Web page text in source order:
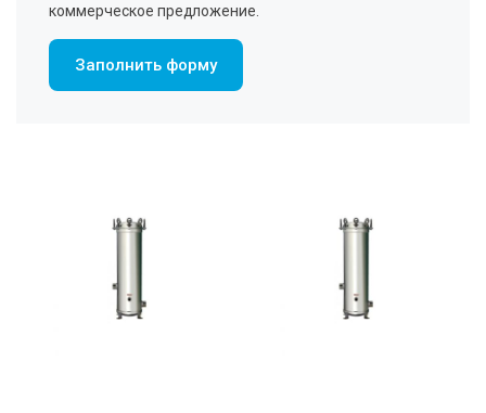
коммерческое предложение.
Заполнить форму